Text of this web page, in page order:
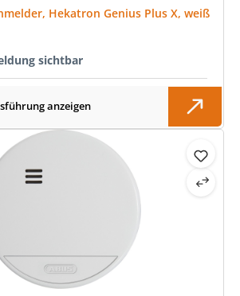
Hekatron Genius Plus X, weiß
sichtbar
anzeigen